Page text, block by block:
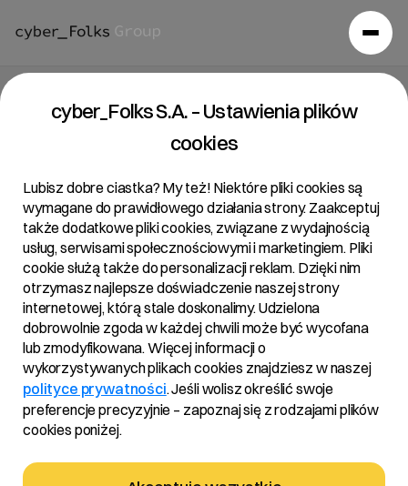
Raport bieżący 12/2025
Temat:
Uchwały podjęte i uchwała niepodjęta przez
Zwyczajne Walne Zgromadzenie
Podstawa prawna:
Art. 56 ust. 1 pkt 2 Ustawy o ofercie – informacje
bieżące i okresowe
cyber_Folks S.A. – Ustawienia plików
cookies
Lubisz dobre ciastka? My też! Niektóre pliki cookies są
wymagane do prawidłowego działania strony. Zaakceptuj
także dodatkowe pliki cookies, związane z wydajnością
usług, serwisami społecznościowymi i marketingiem. Pliki
cookie służą także do personalizacji reklam. Dzięki nim
otrzymasz najlepsze doświadczenie naszej strony
internetowej, którą stale doskonalimy. Udzielona
dobrowolnie zgoda w każdej chwili może być wycofana
lub zmodyfikowana. Więcej informacji o
wykorzystywanych plikach cookies znajdziesz w naszej
polityce prywatności. Jeśli wolisz określić swoje
preferencje precyzyjnie – zapoznaj się z rodzajami plików
cookies poniżej.